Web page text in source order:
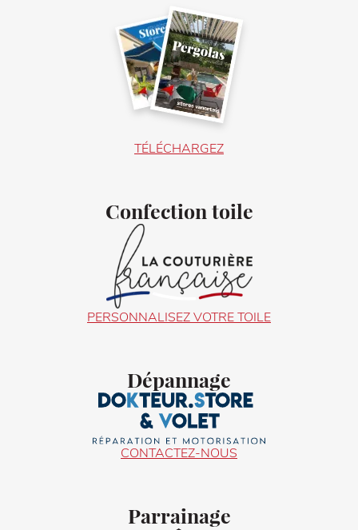
TÉLÉCHARGEZ
Confection toile
PERSONNALISEZ VOTRE TOILE
Dépannage
CONTACTEZ-NOUS
Parrainage